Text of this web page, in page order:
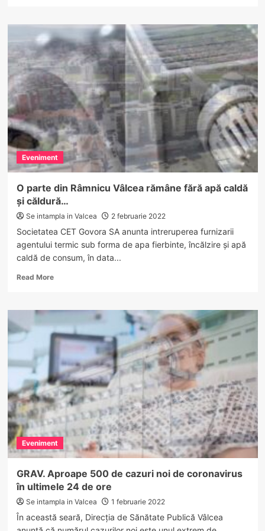
Record
de
infectări
VÂLCEA.
Mai
mult
jumătate
din
localități
sunt
în
Scenariul
Eveniment
O parte din Râmnicu Vâlcea rămâne fără apă caldă
și căldură…
Se intampla in Valcea 2 februarie 2022
Societatea CET Govora SA anunta intreruperea furnizarii
agentului termic sub forma de apa fierbinte, încălzire și apă
caldă de consum, în data...
Read MoreRead
O
din
Râmnicu
rămâne
fără
apă
caldă
și
căldură…
Eveniment
GRAV. Aproape 500 de cazuri noi de coronavirus
în ultimele 24 de ore
Se intampla in Valcea 1 februarie 2022
În această seară, Direcția de Sănătate Publică Vâlcea